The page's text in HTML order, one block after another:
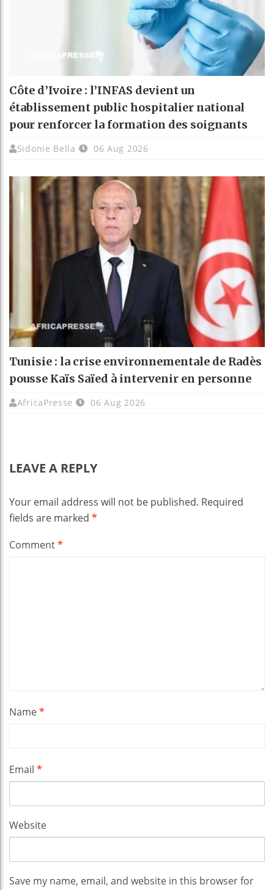
Côte d’Ivoire : l’INFAS devient un
établissement public hospitalier national
pour renforcer la formation des soignants
Sidonie Bella 06 Aug 2026
Tunisie : la crise environnementale de Radès
pousse Kaïs Saïed à intervenir en personne
AfricaPresse 06 Aug 2026
LEAVE A REPLY
Your email address will not be published. Required
fields are marked *
Comment*
Name*
Email *
Website
Save my name, email, and website in this browser for